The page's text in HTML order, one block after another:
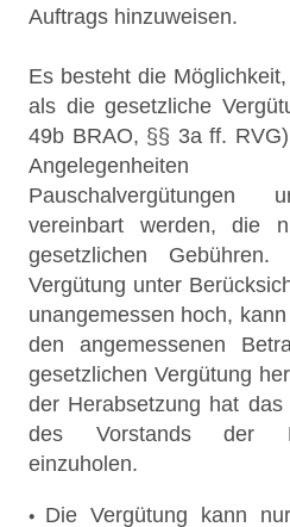
Auftrags hinzuweisen.
Es besteht die
als die gesetzliche
49b BRAO, §§ 3a ff.
Pauschalvergütungen
vereinbart werden, die
gesetzlichen
Vergütung unter
unangemessen hoch,
den angemessenen
gesetzlichen Vergütung
der Herabsetzung hat
des Vorstands der
einzuholen.
Die Vergütung kann